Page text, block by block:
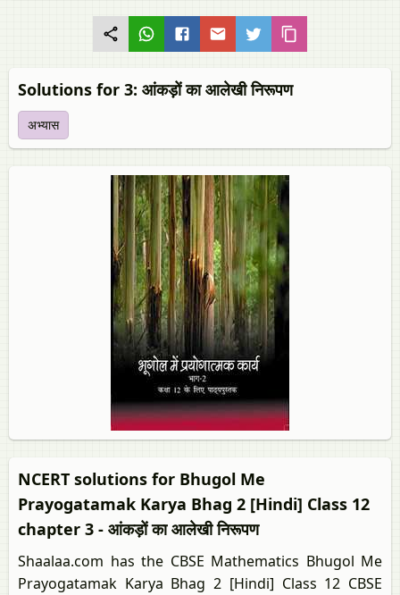
Solutions for 3: आंकड़ों का आलेखी निरूपण
अभ्यास
NCERT solutions for Bhugol Me
Prayogatamak Karya Bhag 2 [Hindi] Class 12
chapter 3 - आंकड़ों का आलेखी निरूपण
Shaalaa.com has the CBSE Mathematics Bhugol Me
Prayogatamak Karya Bhag 2 [Hindi] Class 12 CBSE